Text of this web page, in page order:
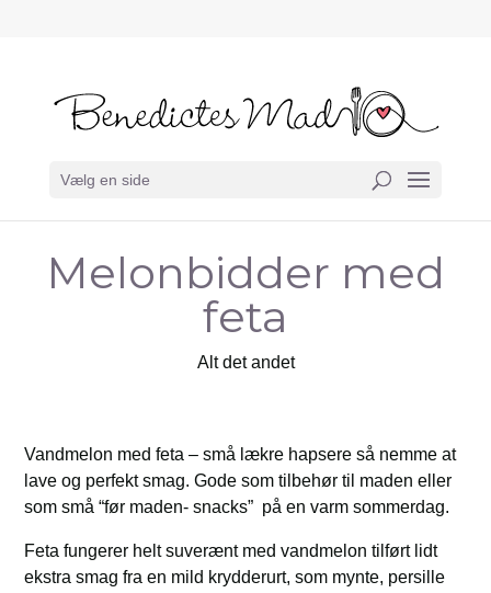
Vælg en side
Melonbidder med
feta
Alt det andet
Vandmelon med feta – små lækre hapsere så nemme at
lave og perfekt smag. Gode som tilbehør til maden eller
som små “før maden- snacks” på en varm sommerdag.
Feta fungerer helt suverænt med vandmelon tilført lidt
ekstra smag fra en mild krydderurt, som mynte, persille